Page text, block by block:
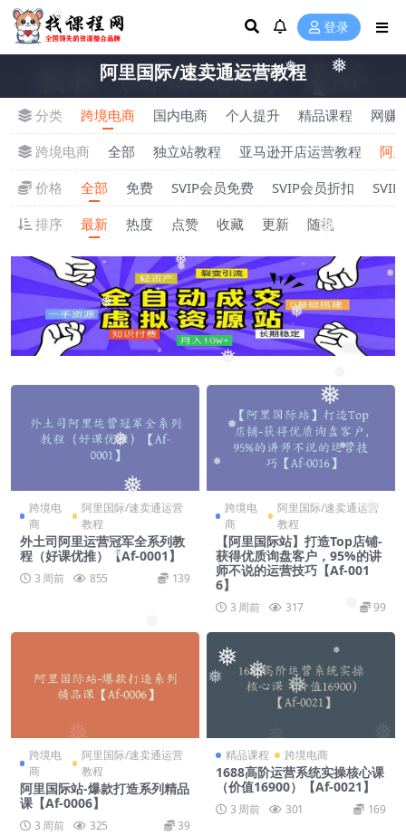
❅
❅
❅ ❅
❅
❅
❅
❅
❅
❅
❅
❅
❅
❅
❅
❅
❅
❅
❅
❅
❅
❅ 登录
阿里国际/速卖通运营教程
分类 跨境电商 国内电商 个人提升 精品课程
网赚
跨境电商
全部 独立站教程 亚马逊开店运营教程
阿
价格
全部 免费 SVIP会员免费 SVIP会员折扣
SVIP
排序
最新 热度 点赞 收藏 更新 随机
跨境电
商
阿里国际/速卖通运营
教程
外土司阿里运营冠军全系列教
程（好课优推）【Af-0001】
3 周前 855 139
跨境电
商
阿里国际/速卖通运营
教程
【阿里国际站】打造Top店铺-
获得优质询盘客户，95%的讲
师不说的运营技巧【Af-001
6】
3 周前 317 99
跨境电
商
阿里国际/速卖通运营
教程
阿里国际站-爆款打造系列精品
课【Af-0006】
3 周前 325 39
精品课程 跨境电商
1688高阶运营系统实操核心课
（价值16900）【Af-0021】
3 周前 301 169